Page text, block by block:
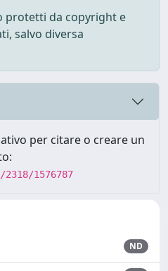
protetti da copyright e
salvo diversa
per citare o creare un
1576787
ND